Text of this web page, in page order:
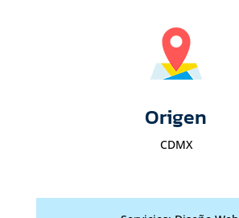
Origen
CDMX